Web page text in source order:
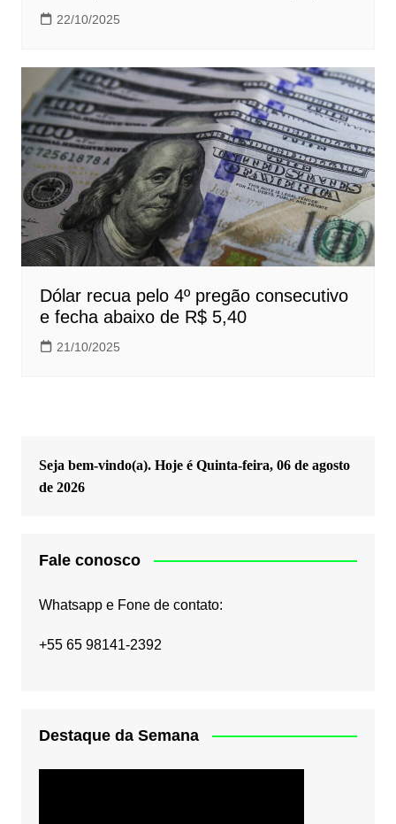
22/10/2025
Dólar recua pelo 4º pregão consecutivo
e fecha abaixo de R$ 5,40
21/10/2025
Seja bem-vindo(a). Hoje é Quinta-feira, 06 de agosto
de 2026
Fale conosco
Whatsapp e Fone de contato:
+55 65 98141-2392
Destaque da Semana